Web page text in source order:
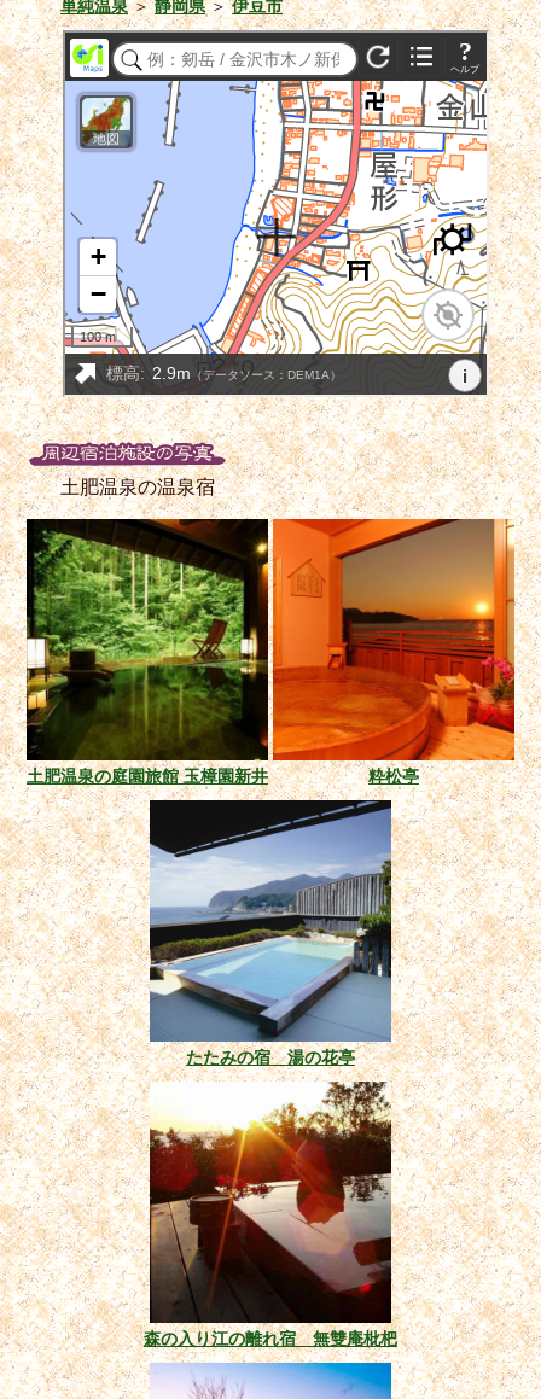
単純温泉＞静岡県＞伊豆市
土肥温泉の温泉宿
土肥温泉の庭園旅館 玉樟園新井 粋松亭
たたみの宿 湯の花亭
森の入り江の離れ宿 無雙庵枇杷